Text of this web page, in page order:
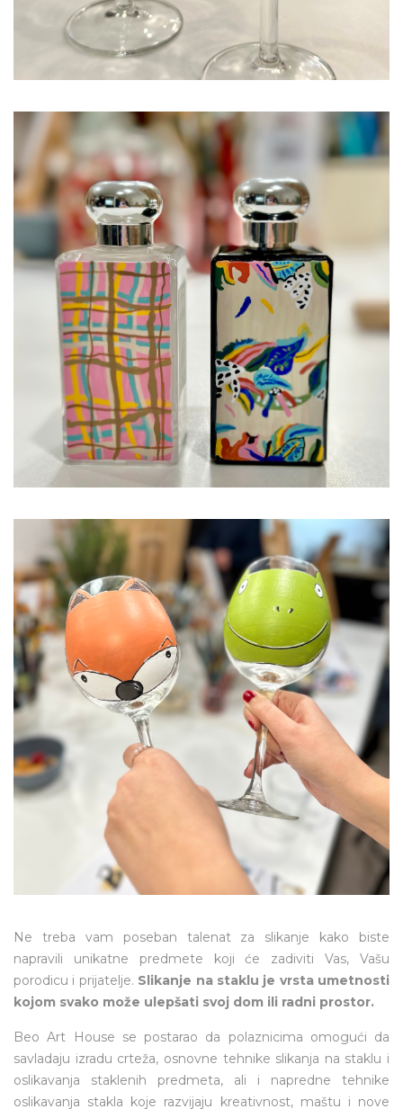
Ne treba vam poseban talenat za slikanje kako biste
napravili unikatne predmete koji će zadiviti Vas, Vašu
porodicu i prijatelje. Slikanje na staklu je vrsta umetnosti
kojom svako može ulepšati svoj dom ili radni prostor.
Beo Art House se postarao da polaznicima omogući da
savladaju izradu crteža, osnovne tehnike slikanja na staklu i
oslikavanja staklenih predmeta, ali i napredne tehnike
oslikavanja stakla koje razvijaju kreativnost, maštu i nove